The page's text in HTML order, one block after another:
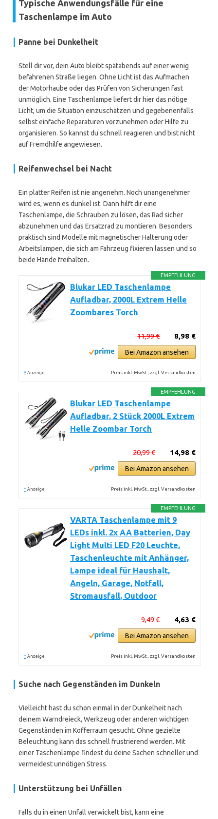
Typische Anwendungsfälle für eine
Taschenlampe im Auto
Panne bei Dunkelheit
Stell dir vor, dein Auto bleibt spätabends auf einer wenig
befahrenen Straße liegen. Ohne Licht ist das Aufmachen
der Motorhaube oder das Prüfen von Sicherungen fast
unmöglich. Eine Taschenlampe liefert dir hier das nötige
Licht, um die Situation einzuschätzen und gegebenenfalls
selbst einfache Reparaturen vorzunehmen oder Hilfe zu
organisieren. So kannst du schnell reagieren und bist nicht
auf Fremdhilfe angewiesen.
Reifenwechsel bei Nacht
Ein platter Reifen ist nie angenehm. Noch unangenehmer
wird es, wenn es dunkel ist. Dann hilft dir eine
Taschenlampe, die Schrauben zu lösen, das Rad sicher
abzunehmen und das Ersatzrad zu montieren. Besonders
praktisch sind Modelle mit magnetischer Halterung oder
Arbeitslampen, die sich am Fahrzeug fixieren lassen und so
beide Hände freihalten.
EMPFEHLUNG
Blukar LED Taschenlampe
Aufladbar, 2000L Extrem Helle
Zoombares Torch
8,98 €
11,99 €
Bei Amazon ansehen
* Anzeige Preis inkl. MwSt., zzgl. Versandkosten
EMPFEHLUNG
Blukar LED Taschenlampe
Aufladbar, 2 Stück 2000L Extrem
Helle Zoombar Torch
14,98 €
20,99 €
Bei Amazon ansehen
* Anzeige Preis inkl. MwSt., zzgl. Versandkosten
EMPFEHLUNG
VARTA Taschenlampe mit 9
LEDs inkl. 2x AA Batterien, Day
Light Multi LED F20 Leuchte,
Taschenleuchte mit Anhänger,
Lampe ideal für Haushalt,
Angeln, Garage, Notfall,
Stromausfall, Outdoor
4,63 €
9,49 €
Bei Amazon ansehen
* Anzeige Preis inkl. MwSt., zzgl. Versandkosten
Suche nach Gegenständen im Dunkeln
Vielleicht hast du schon einmal in der Dunkelheit nach
deinem Warndreieck, Werkzeug oder anderen wichtigen
Gegenständen im Kofferraum gesucht. Ohne gezielte
Beleuchtung kann das schnell frustrierend werden. Mit
einer Taschenlampe findest du deine Sachen schneller und
vermeidest unnötigen Stress.
Unterstützung bei Unfällen
Falls du in einen Unfall verwickelt bist, kann eine